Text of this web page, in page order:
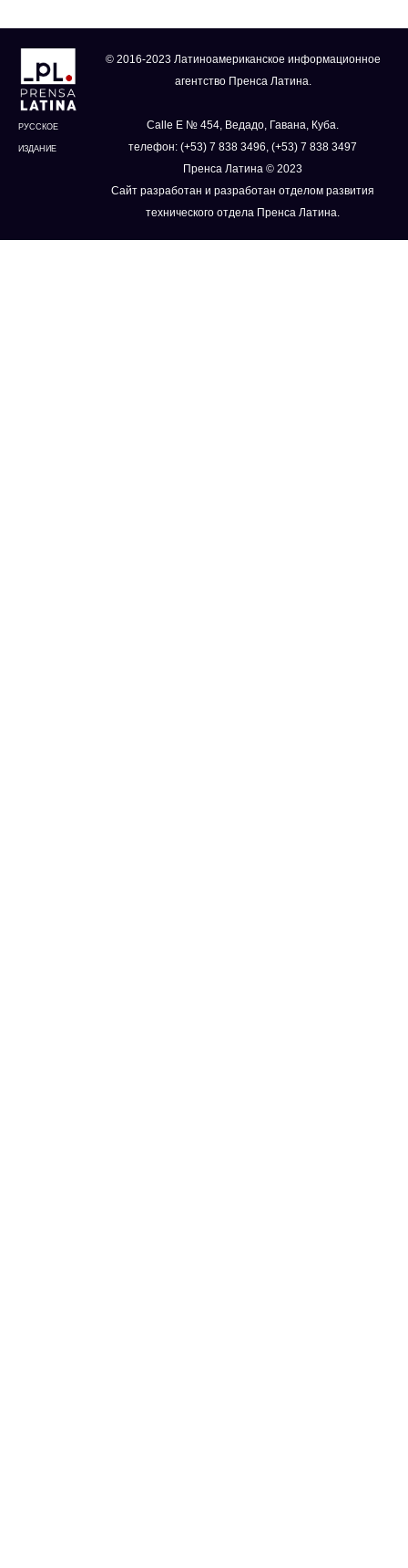
РУССКОЕ
ИЗДАНИЕ
© 2016-2023 Латиноамериканское информационное
агентство Пренса Латина.
Calle E № 454, Ведадо, Гавана, Куба.
телефон: (+53) 7 838 3496, (+53) 7 838 3497
Пренса Латина © 2023
Сайт разработан и разработан отделом развития
технического отдела Пренса Латина.